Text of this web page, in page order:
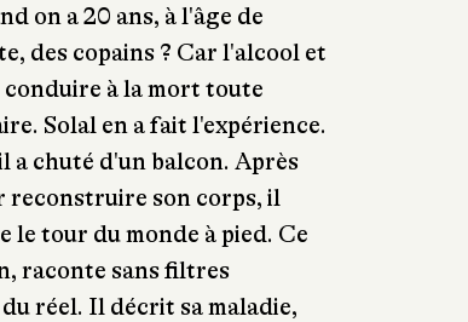
on a 20 ans, à l'âge de
des copains ? Car l'alcool et
conduire à la mort toute
Solal en a fait l'expérience.
a chuté d'un balcon. Après
reconstruire son corps, il
tour du monde à pied. Ce
raconte sans filtres
réel. Il décrit sa maladie,